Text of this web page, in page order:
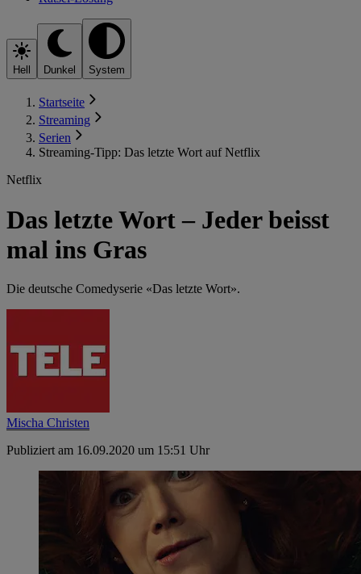
Hell Dunkel System
Startseite
Streaming
Serien
Streaming-Tipp: Das letzte Wort auf Netflix
Netflix
Das letzte Wort – Jeder beisst
mal ins Gras
Die deutsche Comedyserie «Das letzte Wort».
Mischa Christen
Publiziert am 16.09.2020 um 15:51 Uhr